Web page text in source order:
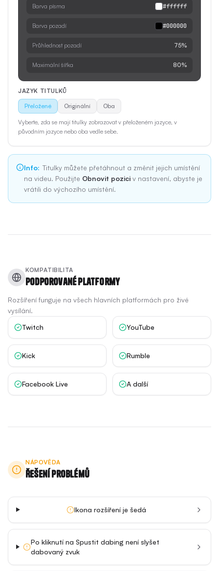
Barva písma #ffffff
Barva pozadí #000000
Průhlednost pozadí 75%
Maximální šířka 80%
JAZYK TITULKŮ
Přeložené Originální Oba
Vyberte, zda se mají titulky zobrazovat v přeloženém jazyce, v
původním jazyce nebo oba vedle sebe.
Info: Titulky můžete přetáhnout a změnit jejich umístění
na videu. Použijte Obnovit pozici v nastavení, abyste je
vrátili do výchozího umístění.
KOMPATIBILITA
Podporované platformy
Rozšíření funguje na všech hlavních platformách pro živé
vysílání.
Twitch
YouTube
Kick Rumble
Facebook Live A další
NÁPOVĚDA
Řešení problémů
Ikona rozšíření je šedá
Po kliknutí na Spustit dabing není slyšet
dabovaný zvuk